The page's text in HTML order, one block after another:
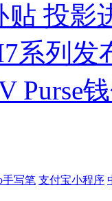
贴 投影
系列发
Purse
手写笔 支付宝小程序